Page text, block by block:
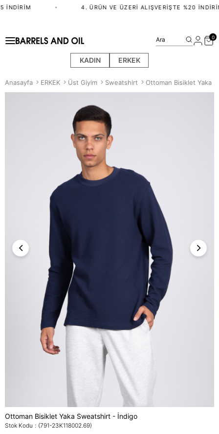
İNDIRIM 4. ÜRÜN VE ÜZERI ALIŞVERIŞTE %20 İNDIRIM
KADIN ERKEK
Ara 0
Anasayfa ERKEK Üst Giyim Sweatshirt Ottoman Bisiklet Yaka
Ottoman Bisiklet Yaka Sweatshirt - İndigo
Stok Kodu (791-23K118002.69)